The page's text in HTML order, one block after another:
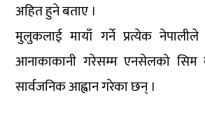
अहित हुने बताए ।
मुलुकलाई मायाँ गर्ने प्रत्येक
आनाकाकानी गरेसम्म एनसेलको सिम
सार्वजनिक आह्वान गरेका छन् ।